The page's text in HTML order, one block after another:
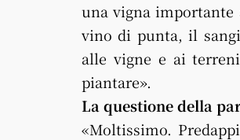
una vigna
vino di punta, il
alle vigne e ai
piantare».
La questione della
«Moltissimo.